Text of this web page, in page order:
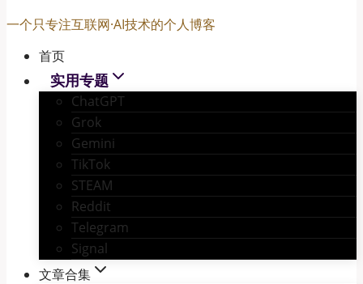
一个只专注互联网·AI技术的个人博客
首页
实用专题
ChatGPT
Grok
Gemini
TikTok
STEAM
Reddit
Telegram
Signal
文章合集